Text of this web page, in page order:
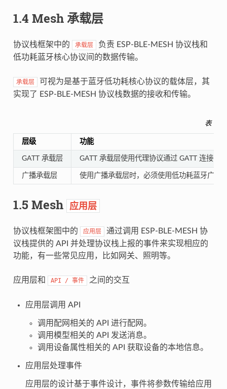
1.4 Mesh 承载层
协议栈框架中的 承载层
负责 ESP-BLE-MESH 协议栈和
低功耗蓝牙核心协议间的数据传输。
承载层
可视为是基于蓝牙低功耗核心协议的载体层，其
实现了 ESP-BLE-MESH 协议栈数据的接收和传输。
表 1.3
层级 功能
GATT 承载层 GATT 承载层使用代理协议通过 GATT 连接在
广播承载层 使用广播承载层时，必须使用低功耗蓝牙广播
1.5 Mesh 应用层
协议栈框架图中的 应用层
通过调用 ESP-BLE-MESH 协
议栈提供的 API 并处理协议栈上报的事件来实现相应的
功能，有一些常见应用，比如网关、照明等。
应用层和 API / 事件 之间的交互
应用层调用 API
调用配网相关的 API 进行配网。
调用模型相关的 API 发送消息。
调用设备属性相关的 API 获取设备的本地信息。
应用层处理事件
应用层的设计基于事件设计，事件将参数传输给应用